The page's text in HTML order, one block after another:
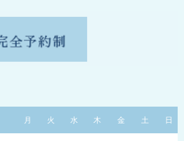
月 火 水 木 金 土 日